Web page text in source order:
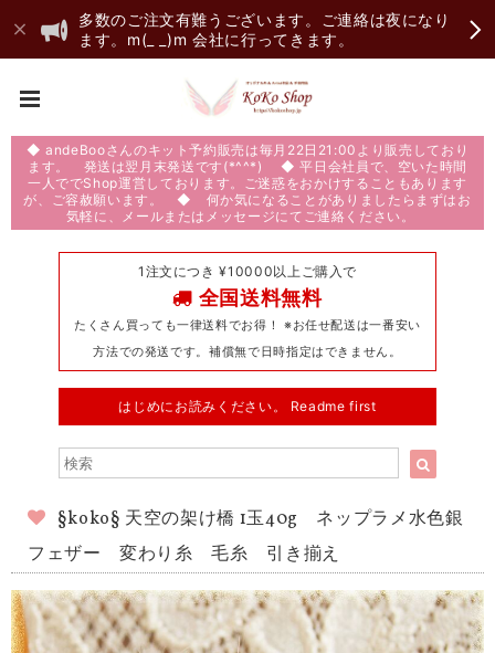
多数のご注文有難うございます。ご連絡は夜になり
ます。m(_ _)m 会社に行ってきます。
◆ andeBooさんのキット予約販売は毎月22日21:00より販売しており
ます。 発送は翌月末発送です(*^^*) ◆ 平日会社員で、空いた時間
一人ででShop運営しております。ご迷惑をおかけすることもあります
が、ご容赦願います。 ◆ 何か気になることがありましたらまずはお
気軽に、メールまたはメッセージにてご連絡ください。
1注文につき ¥10000以上ご購入で
全国送料無料
たくさん買っても一律送料でお得！ ※お任せ配送は一番安い
方法での発送です。補償無で日時指定はできません。
はじめにお読みください。 Readme first
§koko§ 天空の架け橋 1玉40g ネップラメ水色銀
フェザー 変わり糸 毛糸 引き揃え